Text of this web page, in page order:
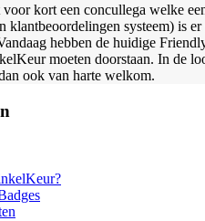
kort een concullega welke
klantbeoordelingen systeem) is
hebben de huidige
moeten doorstaan. In de
ook van harte welkom.